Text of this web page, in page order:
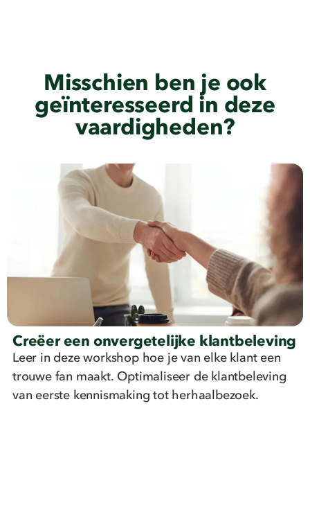
Misschien ben je ook
geïnteresseerd in deze
vaardigheden?
Creëer een onvergetelijke klantbeleving
Leer in deze workshop hoe je van elke klant een
trouwe fan maakt. Optimaliseer de klantbeleving
van eerste kennismaking tot herhaalbezoek.